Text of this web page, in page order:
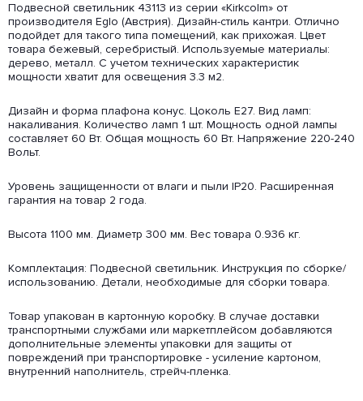
Подвесной светильник 43113 из серии «Kirkcolm» от
производителя Eglo (Австрия). Дизайн-стиль кантри. Отлично
подойдет для такого типа помещений, как прихожая. Цвет
товара бежевый, серебристый. Используемые материалы:
дерево, металл. С учетом технических характеристик
мощности хватит для освещения 3.3 м2.
Дизайн и форма плафона конус. Цоколь E27. Вид ламп:
накаливания. Количество ламп 1 шт. Мощность одной лампы
составляет 60 Вт. Общая мощность 60 Вт. Напряжение 220-240
Вольт.
Уровень защищенности от влаги и пыли IP20. Расширенная
гарантия на товар 2 года.
Высота 1100 мм. Диаметр 300 мм. Вес товара 0.936 кг.
Комплектация: Подвесной светильник. Инструкция по сборке/
использованию. Детали, необходимые для сборки товара.
Товар упакован в картонную коробку. В случае доставки
транспортными службами или маркетплейсом добавляются
дополнительные элементы упаковки для защиты от
повреждений при транспортировке - усиление картоном,
внутренний наполнитель, стрейч-пленка.